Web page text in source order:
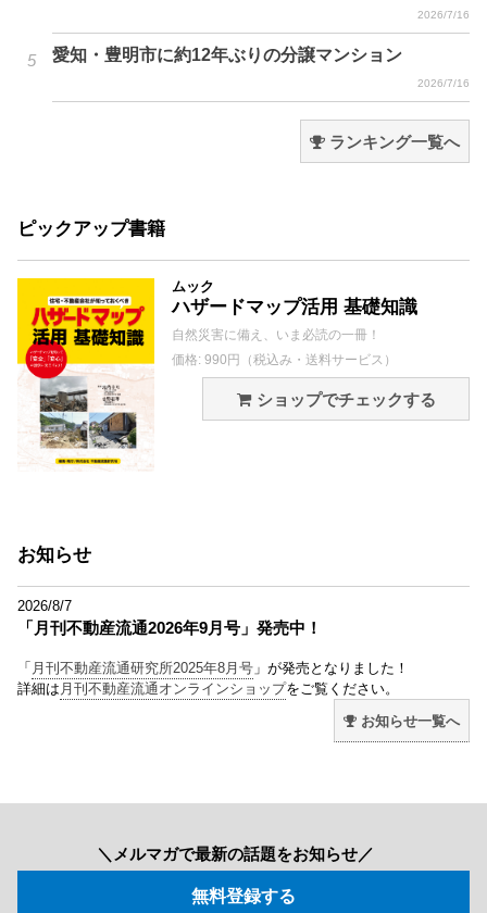
2026/7/16
愛知・豊明市に約12年ぶりの分譲マンション
2026/7/16
ランキング一覧へ
ピックアップ書籍
ムック
ハザードマップ活用 基礎知識
自然災害に備え、いま必読の一冊！
価格: 990円（税込み・送料サービス）
ショップでチェックする
お知らせ
2026/8/7
「月刊不動産流通2026年9月号」発売中！
「 月刊不動産流通研究所2025年8月号 」が発売となりました！
詳細は 月刊不動産流通オンラインショップをご覧ください。
お知らせ一覧へ
＼メルマガで最新の話題をお知らせ／